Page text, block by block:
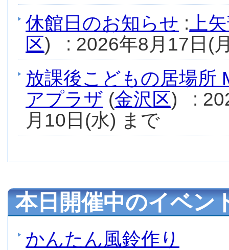
休館日のお知らせ : 上
区) : 2026年8月17日(
放課後こどもの居場所
アプラザ (金沢区) :
月10日(水) まで
本日開催中のイベン
かんたん風鈴作り